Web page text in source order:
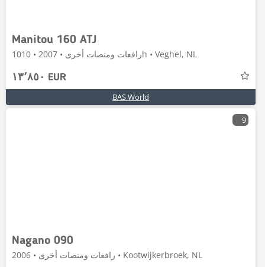
Manitou 160 ATJ
رافعات ومنصات أخرى • 2007 • 1010h • Veghel, NL
١٣٬٨٥٠ EUR
BAS World
9
Nagano 090
رافعات ومنصات أخرى • 2006 • Kootwijkerbroek, NL